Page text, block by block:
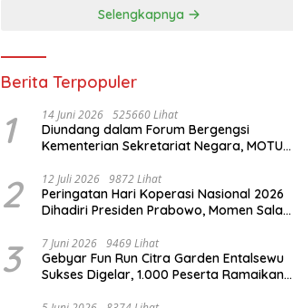
Selengkapnya
Berita Terpopuler
1 14 Juni 2026 525660 Lihat
Diundang dalam Forum Bergengsi
Kementerian Sekretariat Negara, MOTU
Indonesia
2 12 Juli 2026 9872 Lihat
Peringatan Hari Koperasi Nasional 2026
Dihadiri Presiden Prabowo, Momen Salam
3 7 Juni 2026 9469 Lihat
Gebyar Fun Run Citra Garden Entalsewu
Sukses Digelar, 1.000 Peserta Ramaikan